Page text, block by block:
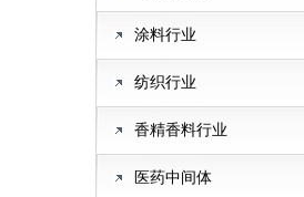
涂料行业
纺织行业
香精香料行业
医药中间体